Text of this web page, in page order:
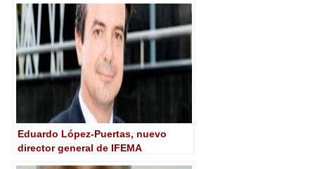
Eduardo López-Puertas, nuevo
director general de IFEMA